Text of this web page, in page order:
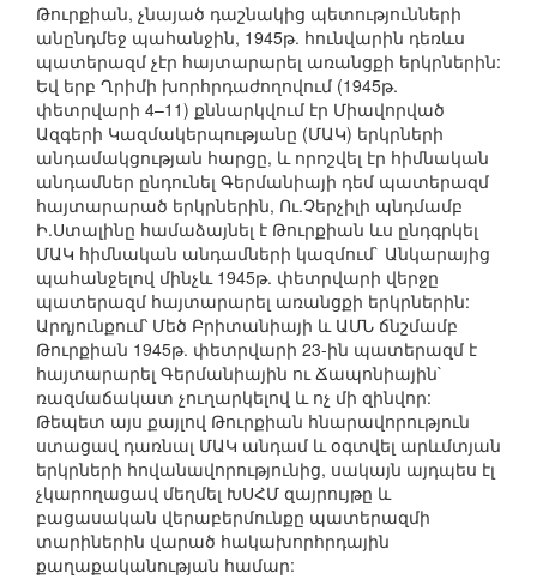
Թուրքիան, չնայած դաշնակից պետությունների
անընդմեջ պահանջին, 1945թ. հունվարին դեռևս
պատերազմ չէր հայտարարել առանցքի երկրներին:
Եվ երբ Ղրիմի խորհրդաժողովում (1945թ.
փետրվարի 4–11) քննարկվում էր Միավորված
Ազգերի Կազմակերպությանը (ՄԱԿ) երկրների
անդամակցության հարցը, և որոշվել էր հիմնական
անդամներ ընդունել Գերմանիայի դեմ պատերազմ
հայտարարած երկրներին, Ու.Չերչիլի պնդմամբ
Ի.Ստալինը համաձայնել է Թուրքիան ևս ընդգրկել
ՄԱԿ հիմնական անդամների կազմում` Անկարայից
պահանջելով մինչև 1945թ. փետրվարի վերջը
պատերազմ հայտարարել առանցքի երկրներին:
Արդյունքում՝ Մեծ Բրիտանիայի և ԱՄՆ ճնշմամբ
Թուրքիան 1945թ. փետրվարի 23-ին պատերազմ է
հայտարարել Գերմանիային ու Ճապոնիային`
ռազմաճակատ չուղարկելով և ոչ մի զինվոր:
Թեպետ այս քայլով Թուրքիան հնարավորություն
ստացավ դառնալ ՄԱԿ անդամ և օգտվել արևմտյան
երկրների հովանավորությունից, սակայն այդպես էլ
չկարողացավ մեղմել ԽՍՀՄ զայրույթը և
բացասական վերաբերմունքը պատերազմի
տարիներին վարած հակախորհրդային
քաղաքականության համար: